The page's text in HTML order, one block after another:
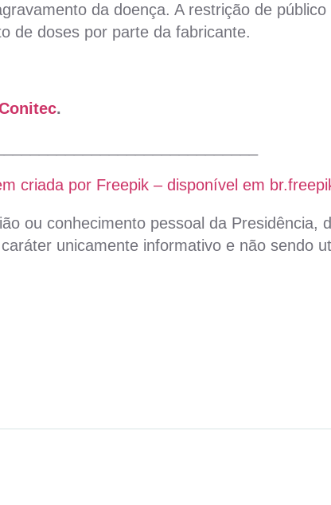
da doença. A restrição de público
de doses por parte da fabricante.
.
criada por Freepik – disponível em
ou conhecimento pessoal da Presidência,
unicamente informativo e não sendo